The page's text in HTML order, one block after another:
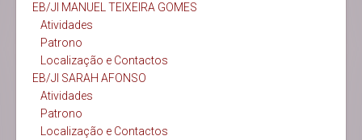
EB/JI MANUEL TEIXEIRA GOMES
Atividades
Patrono
Localização e Contactos
EB/JI SARAH AFONSO
Atividades
Patrono
Localização e Contactos